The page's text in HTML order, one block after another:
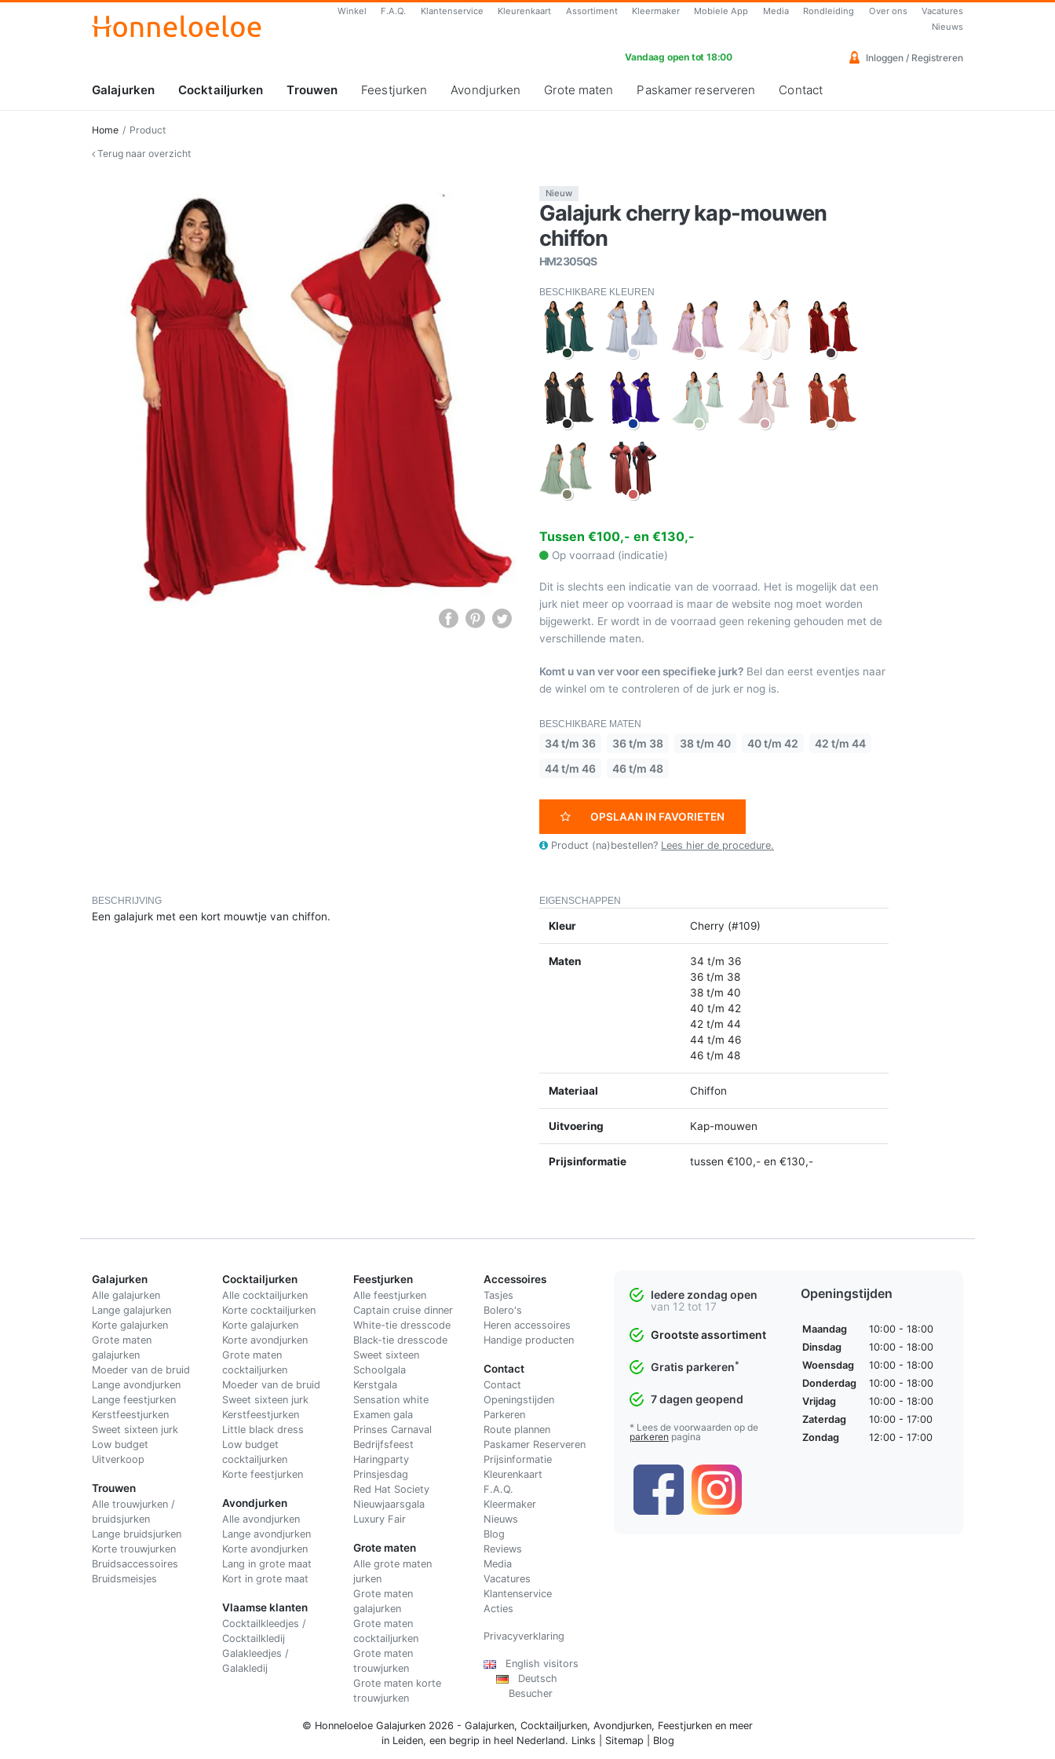
Winkel F.A.Q. Klantenservice Kleurenkaart Assortiment Kleermaker Mobiele App Media Rondleiding Over ons
Vacatures
Nieuws
Vandaag open tot 18:00 Inloggen / Registreren
Galajurken Cocktailjurken Trouwen Feestjurken Avondjurken Grote maten Paskamer reserveren Contact
Home
Product
Terug naar overzicht
Nieuw
Galajurk cherry kap-mouwen
chiffon
HM2305QS
BESCHIKBARE KLEUREN
Tussen €100,- en €130,-
Op voorraad (indicatie)
Dit is slechts een indicatie van de voorraad. Het is mogelijk dat een
jurk niet meer op voorraad is maar de website nog moet worden
bijgewerkt. Er wordt in de voorraad geen rekening gehouden met de
verschillende maten.
Komt u van ver voor een specifieke jurk? Bel dan eerst eventjes naar
de winkel om te controleren of de jurk er nog is.
BESCHIKBARE MATEN
34 t/m 36 36 t/m 38 38 t/m 40 40 t/m 42
42 t/m 44
44 t/m 46
46 t/m 48
OPSLAAN IN FAVORIETEN
Product (na)bestellen? Lees hier de procedure.
BESCHRIJVING
Een galajurk met een kort mouwtje van chiffon.
EIGENSCHAPPEN
Kleur Cherry (#109)
Maten
34 t/m 36
36 t/m 38
38 t/m 40
40 t/m 42
42 t/m 44
44 t/m 46
46 t/m 48
Materiaal Chiffon
Uitvoering Kap-mouwen
Prijsinformatie tussen €100,- en €130,-
Galajurken
Alle galajurken
Lange galajurken
Korte galajurken
Grote maten
galajurken
Moeder van de bruid
Lange avondjurken
Lange feestjurken
Kerstfeestjurken
Sweet sixteen jurk
Low budget
Uitverkoop
Trouwen
Alle trouwjurken /
bruidsjurken
Lange bruidsjurken
Korte trouwjurken
Bruidsaccessoires
Bruidsmeisjes
Cocktailjurken
Alle cocktailjurken
Korte cocktailjurken
Korte galajurken
Korte avondjurken
Grote maten
cocktailjurken
Moeder van de bruid
Sweet sixteen jurk
Kerstfeestjurken
Little black dress
Low budget
cocktailjurken
Korte feestjurken
Avondjurken
Alle avondjurken
Lange avondjurken
Korte avondjurken
Lang in grote maat
Kort in grote maat
Vlaamse klanten
Cocktailkleedjes /
Cocktailkledij
Galakleedjes /
Galakledij
Feestjurken
Alle feestjurken
Captain cruise dinner
White-tie dresscode
Black-tie dresscode
Sweet sixteen
Schoolgala
Kerstgala
Sensation white
Examen gala
Prinses Carnaval
Bedrijfsfeest
Haringparty
Prinsjesdag
Red Hat Society
Nieuwjaarsgala
Luxury Fair
Grote maten
Alle grote maten
jurken
Grote maten
galajurken
Grote maten
cocktailjurken
Grote maten
trouwjurken
Grote maten korte
trouwjurken
Accessoires
Tasjes
Bolero's
Heren accessoires
Handige producten
Contact
Contact
Openingstijden
Parkeren
Route plannen
Paskamer Reserveren
Prijsinformatie
Kleurenkaart
F.A.Q.
Kleermaker
Nieuws
Blog
Reviews
Media
Vacatures
Klantenservice
Acties
Privacyverklaring
English visitors
Deutsch
Besucher
Iedere zondag open
van 12 tot 17
Grootste assortiment
Gratis parkeren*
7 dagen geopend
* Lees de voorwaarden op de
parkeren pagina
Openingstijden
Maandag
10:00 - 18:00
Dinsdag
10:00 - 18:00
Woensdag
10:00 - 18:00
Donderdag
10:00 - 18:00
Vrijdag
10:00 - 18:00
Zaterdag
10:00 - 17:00
Zondag
12:00 - 17:00
© Honneloeloe Galajurken 2026 - Galajurken, Cocktailjurken, Avondjurken, Feestjurken en meer
in Leiden, een begrip in heel Nederland. Links Sitemap Blog